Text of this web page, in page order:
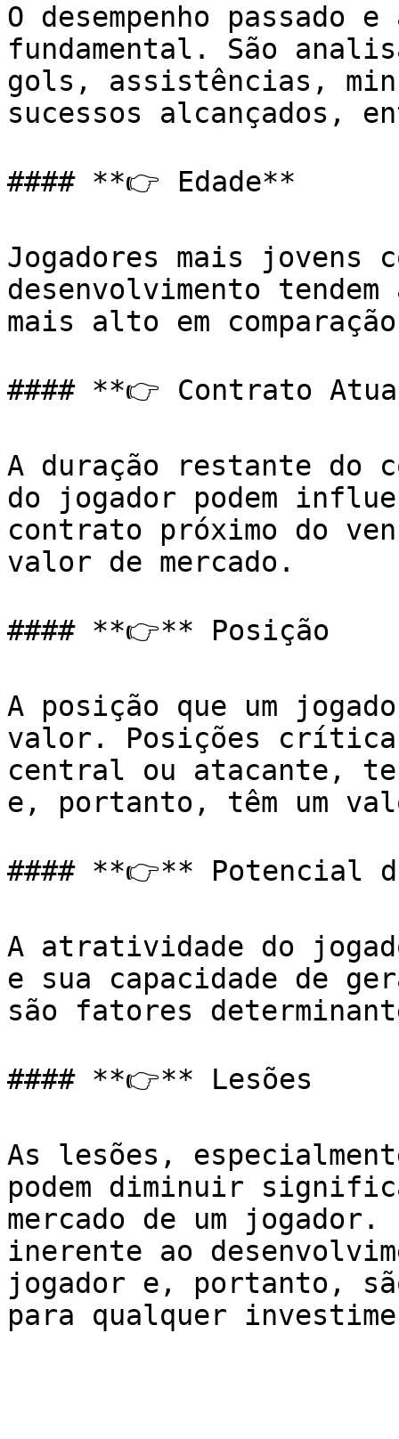
O desempenho passado
fundamental. São
gols, assistências,
sucessos alcançados,
#### **👉 Edade**
Jogadores mais jovens
desenvolvimento
mais alto em
#### **👉 Contrato
A duração restante
do jogador podem
contrato próximo do
valor de mercado.
#### **👉** Posição
A posição que um
valor. Posições
central ou atacante,
e, portanto, têm um
#### **👉** Potencial
A atratividade do
e sua capacidade de
são fatores
#### **👉** Lesões
As lesões,
podem diminuir
mercado de um
inerente ao
jogador e, portanto,